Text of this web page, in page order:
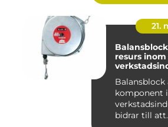
21.
resurs inom
Balansblock
komponent
bidrar till